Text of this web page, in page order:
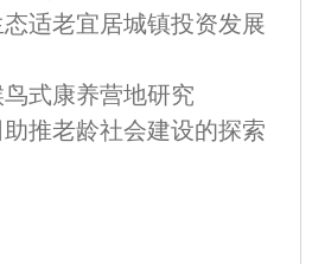
适老宜居城镇投资发展
式康养营地研究
推老龄社会建设的探索